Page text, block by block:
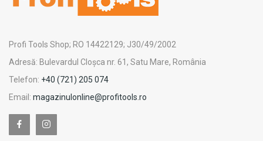
Profi Tools Shop; RO 14422129; J30/49/2002
Adresă: Bulevardul Cloșca nr. 61, Satu Mare, România
Telefon: +40 (721) 205 074
Email: magazinulonline@profitools.ro